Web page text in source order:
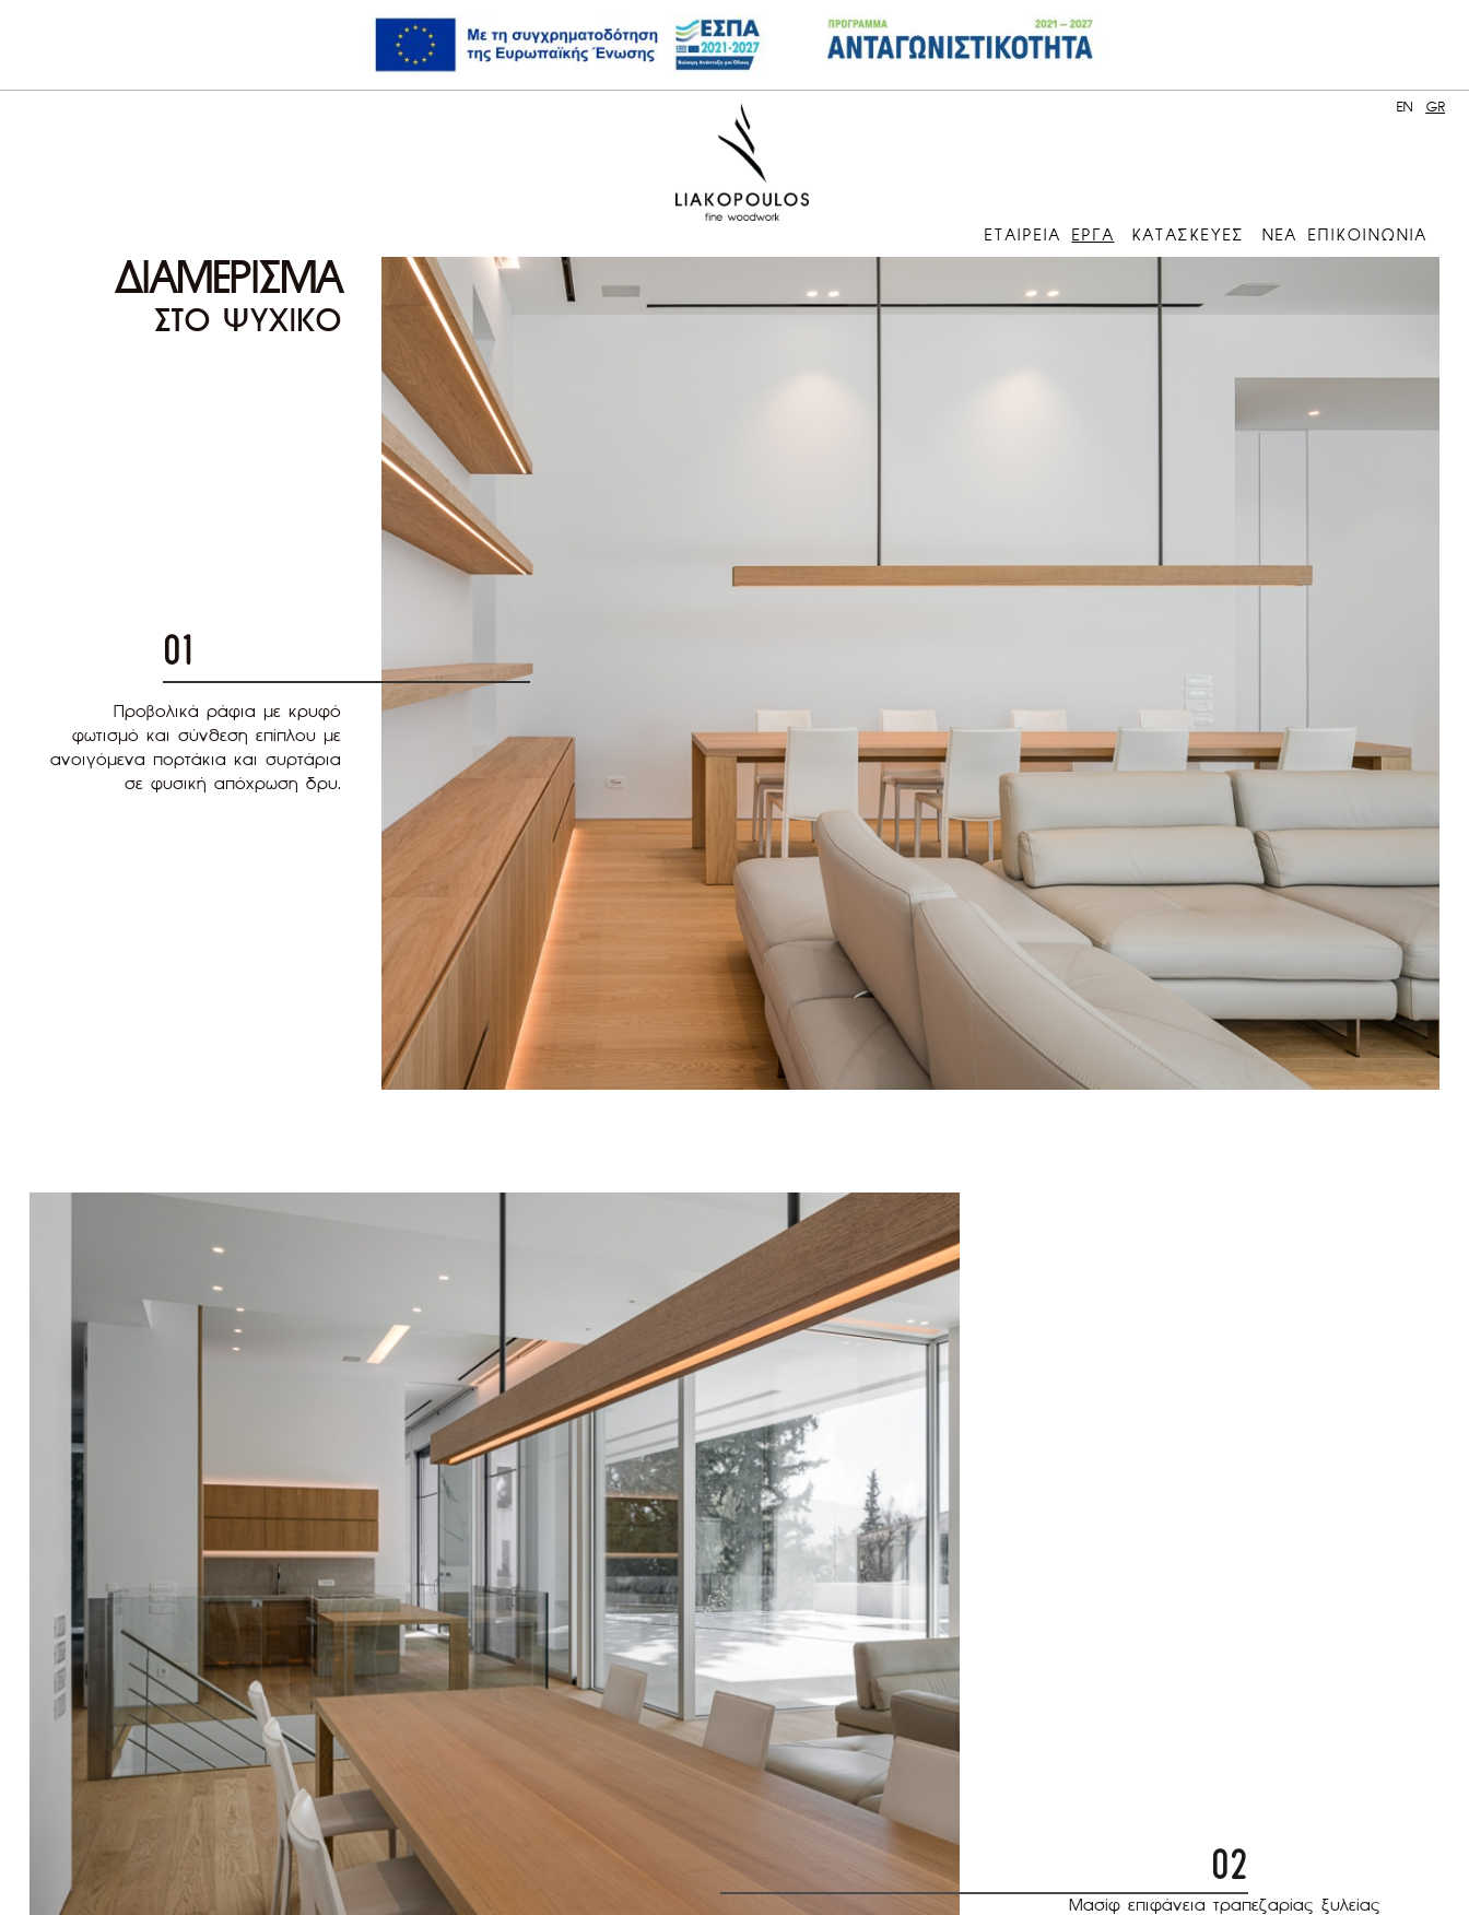
EN GR
ΕΤΑΙΡΕΙΑ ΕΡΓΑ ΚΑΤΑΣΚΕΥΕΣ ΝΕΑ ΕΠΙΚΟΙΝΩΝΙΑ
ΔΙΑΜΕΡΙΣΜΑ
ΣΤΟ ΨΥΧΙΚΟ
01
Προβολικά ράφια με κρυφό
φωτισμό και σύνθεση επίπλου με
ανοιγόμενα πορτάκια και συρτάρια
σε φυσική απόχρωση δρυ.
02
Μασίφ επιφάνεια τραπεζαρίας ξυλείας